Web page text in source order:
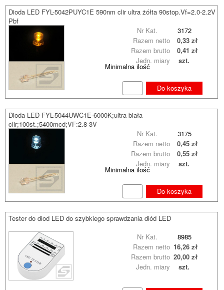
Dioda LED FYL-5042PUYC1E 590nm clir ultra żółta 90stop.Vf=2.0-2.2V
Pbf
Minimalna ilość
Nr Kat. 3172
Razem brutto 0,41 zł
Razem netto 0,33 zł
Jedn. miary szt.
Do koszyka
Dioda LED FYL-5044UWC1E-6000K;ultra biała
clir;100st.;5400mcd;VF:2.8-3V
Minimalna ilość
Nr Kat. 3175
Razem brutto 0,55 zł
Razem netto 0,45 zł
Jedn. miary szt.
Do koszyka
Tester do diod LED do szybkiego sprawdzania diód LED
Nr Kat.
8985
Razem brutto 20,00 zł
Razem netto 16,26 zł
Jedn. miary szt.